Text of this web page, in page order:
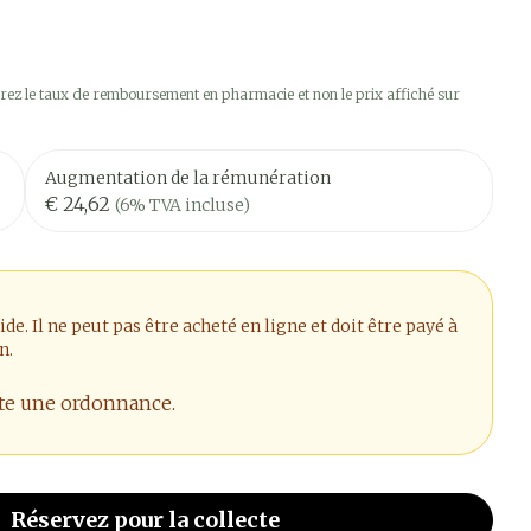
le taux de remboursement en pharmacie et non le prix affiché sur
Augmentation de la rémunération
€ 24,62 (6% TVA incluse)
Il ne peut pas être acheté en ligne et doit être payé à
une ordonnance.
Réservezpour la collecte